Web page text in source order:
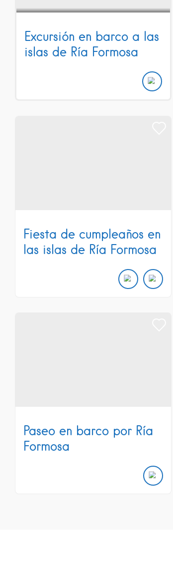
Excursión en barco a las
islas de Ría Formosa
Fiesta de cumpleaños en
las islas de Ría Formosa
Paseo en barco por Ría
Formosa